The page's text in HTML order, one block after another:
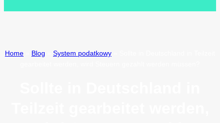
Home Blog System podatkowy